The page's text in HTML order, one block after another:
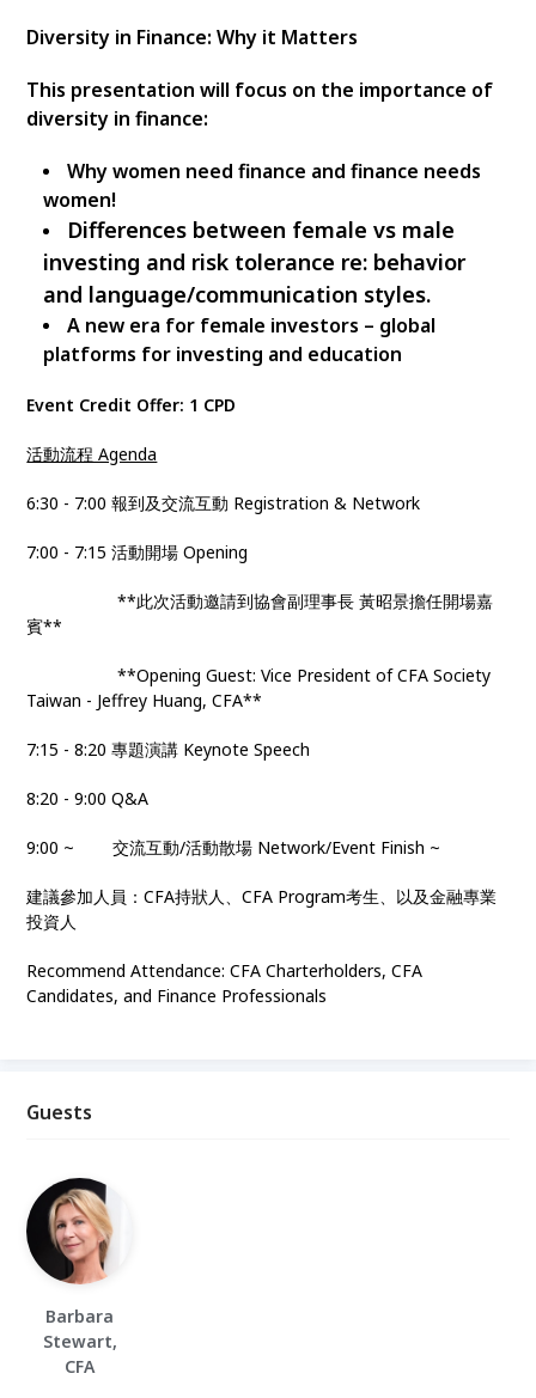
Diversity in Finance: Why it Matters
This presentation will focus on the importance of
diversity in finance:
Why women need finance and finance needs
women!
Differences between female vs male
investing and risk tolerance re: behavior
and language/communication styles.
A new era for female investors – global
platforms for investing and education
Event Credit Offer: 1 CPD
活動流程 Agenda
6:30 - 7:00 報到及交流互動 Registration & Network
7:00 - 7:15 活動開場 Opening
**此次活動邀請到協會副理事長 黃昭景擔任開場嘉
賓**
**Opening Guest: Vice President of CFA Society
Taiwan - Jeffrey Huang, CFA**
7:15 - 8:20 專題演講 Keynote Speech
8:20 - 9:00 Q&A
9:00 ~ 交流互動/活動散場 Network/Event Finish ~
建議參加人員：CFA持狀人、CFA Program考生、以及金融專業
投資人
Recommend Attendance: CFA Charterholders, CFA
Candidates, and Finance Professionals
Guests
Barbara
Stewart,
CFA